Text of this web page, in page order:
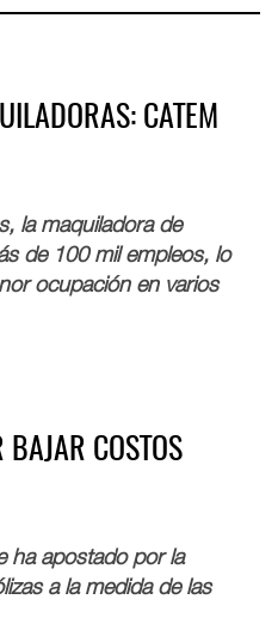
CATEM
la maquiladora de
de 100 mil empleos, lo
ocupación en varios
BAJAR COSTOS
ha apostado por la
a la medida de las